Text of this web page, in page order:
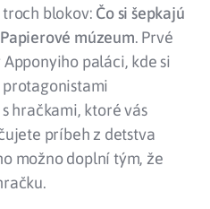
troch blokov: Čo si šepkajú
múzeum. Prvé
paláci, kde si
protagonistami
hračkami, ktoré vás
príbeh z detstva
možno doplní tým, že